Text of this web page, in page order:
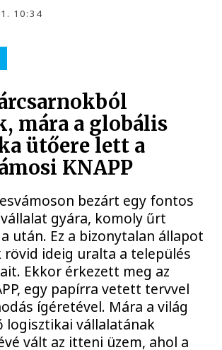
10:34
mára a globális
ütőere lett a
KNAPP
bezárt egy fontos
gyára, komoly űrt
után. Ez a bizonytalan állapot
rövid ideig uralta a település
Ekkor érkezett meg az
egy papírra vetett tervvel
ígéretével. Mára a világ
logisztikai vállalatának
vált az itteni üzem, ahol a